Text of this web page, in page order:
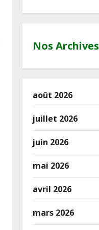
Nos Archives
août 2026
juillet 2026
juin 2026
mai 2026
avril 2026
mars 2026